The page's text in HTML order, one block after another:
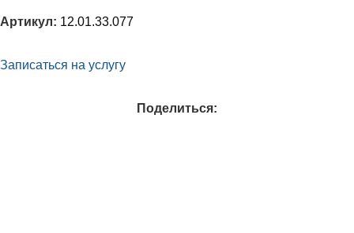
Артикул: 12.01.33.077
Записаться на услугу
Поделиться: